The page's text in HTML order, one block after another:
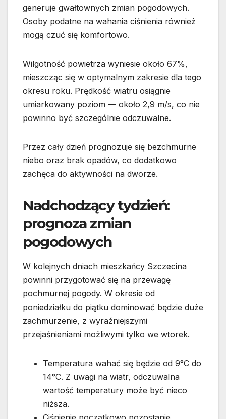
generuje gwałtownych zmian pogodowych.
Osoby podatne na wahania ciśnienia również
mogą czuć się komfortowo.
Wilgotność powietrza wyniesie około 67%,
mieszcząc się w optymalnym zakresie dla tego
okresu roku. Prędkość wiatru osiągnie
umiarkowany poziom — około 2,9 m/s, co nie
powinno być szczególnie odczuwalne.
Przez cały dzień prognozuje się bezchmurne
niebo oraz brak opadów, co dodatkowo
zachęca do aktywności na dworze.
Nadchodzący tydzień:
prognoza zmian
pogodowych
W kolejnych dniach mieszkańcy Szczecina
powinni przygotować się na przewagę
pochmurnej pogody. W okresie od
poniedziałku do piątku dominować będzie duże
zachmurzenie, z wyraźniejszymi
przejaśnieniami możliwymi tylko we wtorek.
Temperatura wahać się będzie od 9°C do
14°C. Z uwagi na wiatr, odczuwalna
wartość temperatury może być nieco
niższa.